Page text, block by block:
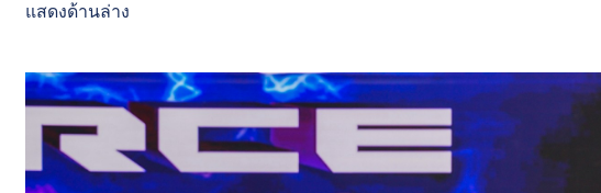
แสดงด้านล่าง